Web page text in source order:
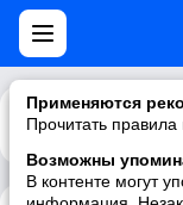
Применяются
Прочитать
Возможны
В контенте могут
Каталог